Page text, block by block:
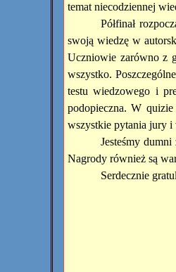
temat niecodziennej
Półfinał
swoją wiedzę w
Uczniowie zarówno z
wszystko.
testu wiedzowego i
podopieczna. W
wszystkie pytania jury i
Jesteśmy
Nagrody również są
Serdecznie